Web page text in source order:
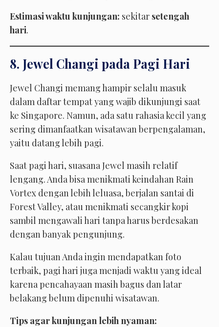
Estimasi waktu kunjungan: sekitar setengah
hari.
8. Jewel Changi pada Pagi Hari
Jewel Changi memang hampir selalu masuk
dalam daftar tempat yang wajib dikunjungi saat
ke Singapore. Namun, ada satu rahasia kecil yang
sering dimanfaatkan wisatawan berpengalaman,
yaitu datang lebih pagi.
Saat pagi hari, suasana Jewel masih relatif
lengang. Anda bisa menikmati keindahan Rain
Vortex dengan lebih leluasa, berjalan santai di
Forest Valley, atau menikmati secangkir kopi
sambil mengawali hari tanpa harus berdesakan
dengan banyak pengunjung.
Kalau tujuan Anda ingin mendapatkan foto
terbaik, pagi hari juga menjadi waktu yang ideal
karena pencahayaan masih bagus dan latar
belakang belum dipenuhi wisatawan.
Tips agar kunjungan lebih nyaman: